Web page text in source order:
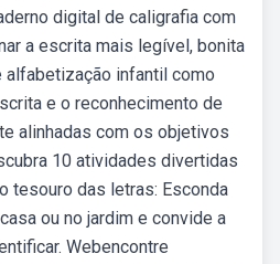
digital de caligrafia com
a escrita mais legível, bonita
alfabetização infantil como
e o reconhecimento de
alinhadas com os objetivos
10 atividades divertidas
tesouro das letras: Esconda
ou no jardim e convide a
Webencontre